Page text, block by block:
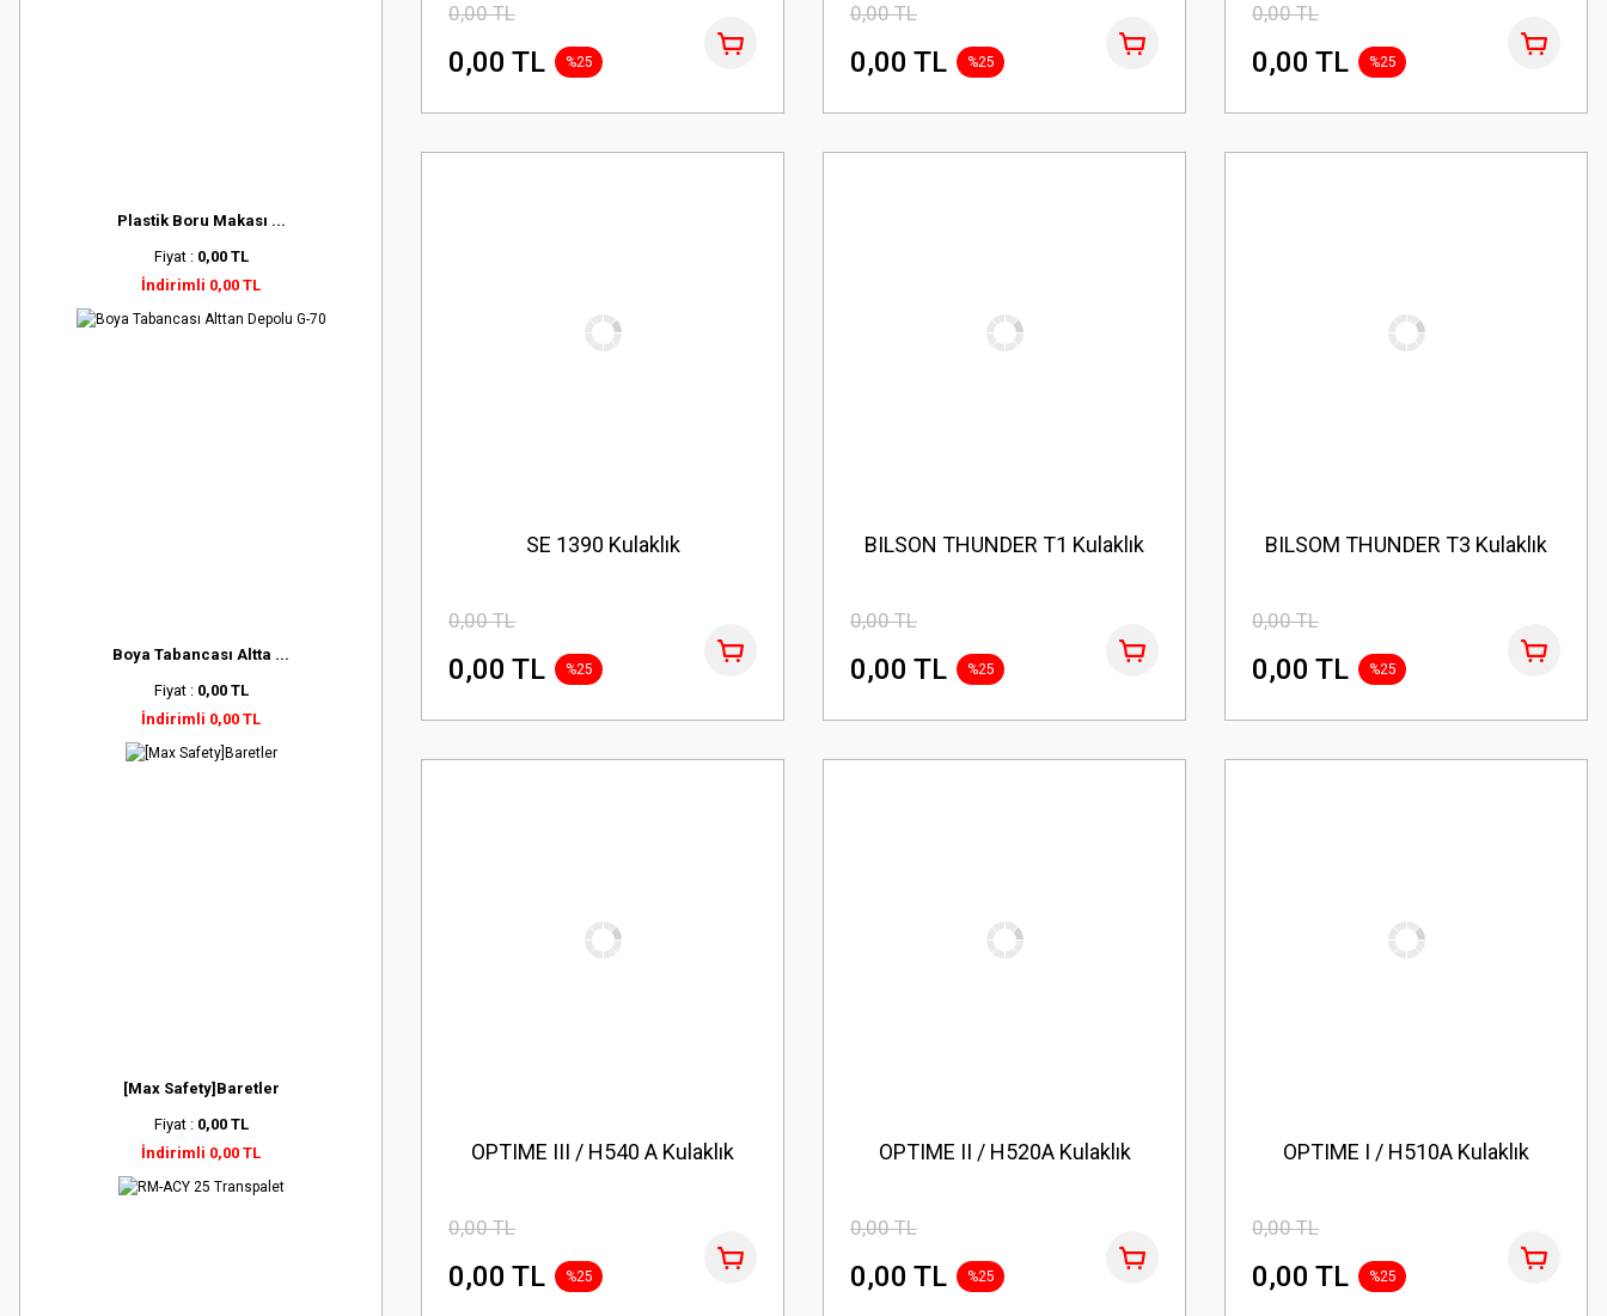
Plastik Boru Makası ...
Fiyat : 0,00 TL
İndirimli 0,00 TL
Boya Tabancası Altta ...
Fiyat : 0,00 TL
İndirimli 0,00 TL
[Max Safety]Baretler
Fiyat : 0,00 TL
İndirimli 0,00 TL
0,00 TL
0,00 TL %25
0,00 TL
0,00 TL %25
0,00 TL
0,00 TL %25
SE 1390 Kulaklık
0,00 TL
0,00 TL %25
BILSON THUNDER T1 Kulaklık
0,00 TL
0,00 TL %25
BILSOM THUNDER T3 Kulaklık
0,00 TL
0,00 TL %25
OPTIME III / H540 A Kulaklık
0,00 TL
0,00 TL %25
OPTIME II / H520A Kulaklık
0,00 TL
0,00 TL %25
OPTIME I / H510A Kulaklık
0,00 TL
0,00 TL %25